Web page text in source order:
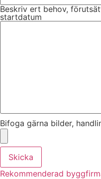
Beskriv ert behov,
startdatum
Bifoga gärna bilder,
Skicka
Rekommenderad